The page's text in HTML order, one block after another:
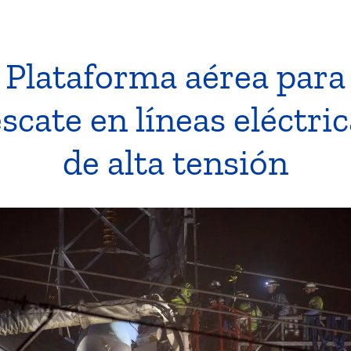
Plataforma aérea para
en líneas
de alta tensión